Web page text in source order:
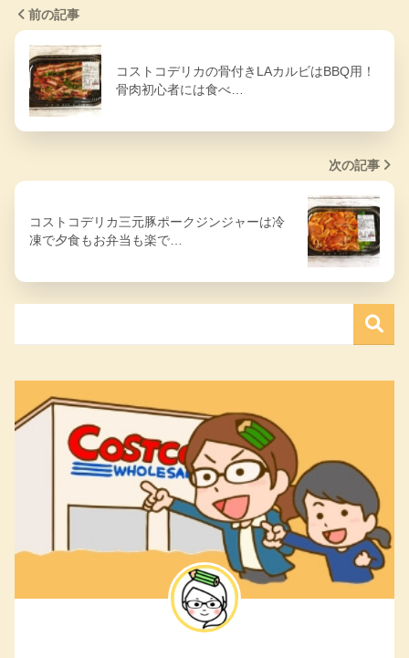
前の記事
コストコデリカの骨付きLAカルビはBBQ用！
骨肉初心者には食べ…
次の記事
コストコデリカ三元豚ポークジンジャーは冷
凍で夕食もお弁当も楽で…